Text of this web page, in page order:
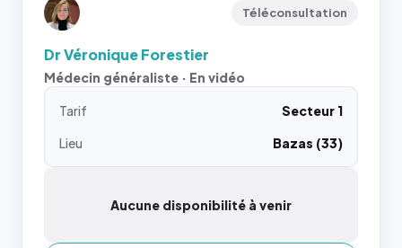
Téléconsultation
Dr Véronique Forestier
Médecin généraliste · En vidéo
Tarif
Secteur 1
Lieu
Bazas (33)
Aucune disponibilité à venir